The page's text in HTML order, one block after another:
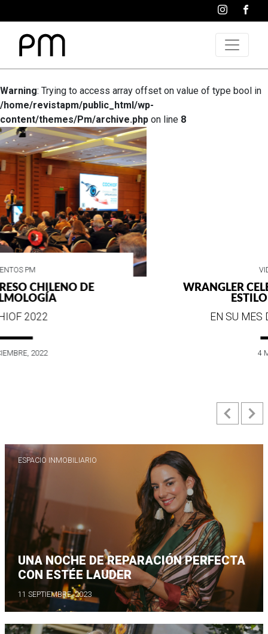
Warning: Trying to access array offset on value of type bool in
/home/revistapm/public_html/wp-
content/themes/Pm/archive.php on line 8
VIDA SOCIAL
WRANGLER CELEBRA SUS 75 AÑOS DE
ESPACIO INMOBILIARIO
UNA NOCHE DE REPARACIÓN PERFECTA
CON ESTÉE LAUDER
11 SEPTIEMBRE, 2023